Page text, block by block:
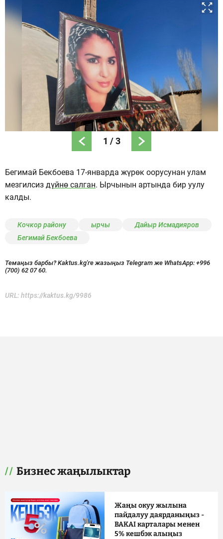
1 /3
Бегимай Бекбоева 17-январда жүрөк оорусунан улам
мезгилсиз дүйнө салган. Ырчынын артында бир уулу
калды.
Кочкор району ырчы
Дайыр Исмадияров
Бегимай Бекбоева
Темаңыз барбы? Kaktus.kg'ге жазыңыз Telegram же WhatsApp: +996
(700) 62 07 60.
URL: https://kaktus.kg/9986
Бизнес жаңылыктар
Жаңы окуу жылына
пайдалуу даярданыңыз -
BAKAI карталары менен
5% кешбэк алыңыз